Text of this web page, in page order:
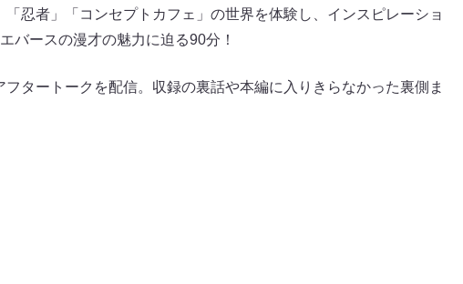
忍者」「コンセプトカフェ」の世界を体験し、インスピレーショ
ースの漫才の魅力に迫る90分！
タートークを配信。収録の裏話や本編に入りきらなかった裏側ま